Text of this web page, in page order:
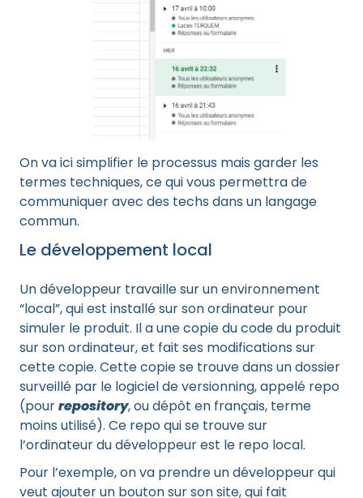
On va ici simplifier le processus mais garder les
termes techniques, ce qui vous permettra de
communiquer avec des techs dans un langage
commun.
Le développement local
Un développeur travaille sur un environnement
“local”, qui est installé sur son ordinateur pour
simuler le produit. Il a une copie du code du produit
sur son ordinateur, et fait ses modifications sur
cette copie. Cette copie se trouve dans un dossier
surveillé par le logiciel de versionning, appelé repo
(pourrepository, ou dépôt en français, terme
moins utilisé). Ce repo qui se trouve sur
l’ordinateur du développeur est le repo local.
Pour l’exemple, on va prendre un développeur qui
veut ajouter un bouton sur son site, qui fait